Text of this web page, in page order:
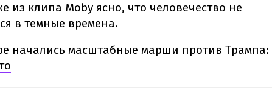
из клипа Moby ясно, что человечество не
в темные времена.
начались масштабные марши против Трампа: